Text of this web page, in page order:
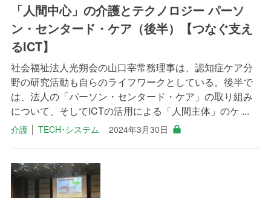
「人間中心」の介護とテクノロジー パーソ
ン・センタード・ケア（後半）【つなぐ支え
るICT】
社会福祉法人光朔会の山口宰常務理事は、認知症ケア分
野の研究活動も自らのライフワークとしている。後半で
は、法人の「パーソン・センタード・ケア」の取り組み
について、そしてICTの活用による「人間主体」のケ ...
介護│ TECH･システム 2024年3月30日